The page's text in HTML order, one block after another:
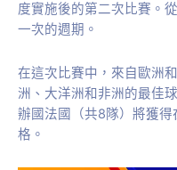
度實施後的第二次比賽。
一次的週期。
在這次比賽中，來自歐洲
洲、大洋洲和非洲的最佳
辦國法國（共8隊）將獲
格。